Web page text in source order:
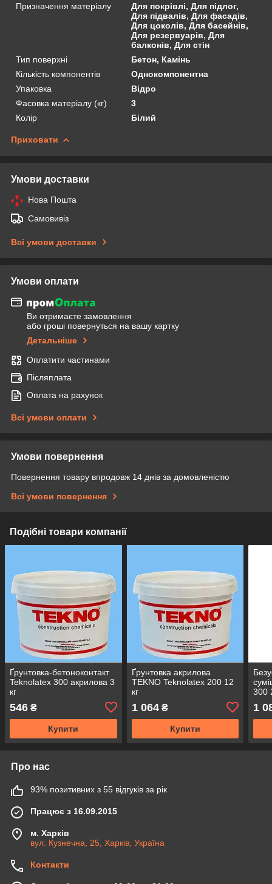
Призначення матеріалу
Для покрівлі, Для підлог,
Для підвалів, Для фасадів,
Для цоколів, Для басейнів,
Для резервуарів, Для
балконів, Для стін
Тип поверхні
Бетон, Камінь
Кількість компонентів
Однокомпонентна
Упаковка
Відро
Фасовка матеріалу (кг)
3
Колір
Білий
Приховати
Умови доставки
Нова Пошта
Самовивіз
Всі умови доставки
Умови оплати
Ви отримаєте замовлення
або гроші повернуться на вашу картку
Детальніше
Оплатити частинами
Післяплата
Оплата на рахунок
Всі умови оплати
Умови повернення
Повернення товару впродовж 14 днів за домовленістю
Всі умови повернення
Подібні товари компанії
Ґрунтовка-бетоноконтакт
Teknolatex 300 акрилова 3
кг
546 ₴
Купити
Ґрунтовка акрилова
TEKNO Teknolatex 200 12
кг
1 064₴
Купити
300
1
Про нас
93% позитивних з 55 відгуків за рік
Працює з 16.09.2015
м. Харків
вул. Кузнечна, 25, Харків, Україна
Контакти